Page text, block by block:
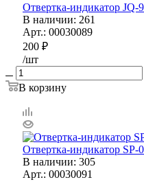
Отвертка-индикатор JQ-
В наличии: 261
Арт.: 00030089
200 ₽
/шт
В корзину
Отвертка-индикатор SP-
В наличии: 305
Арт.: 00030091